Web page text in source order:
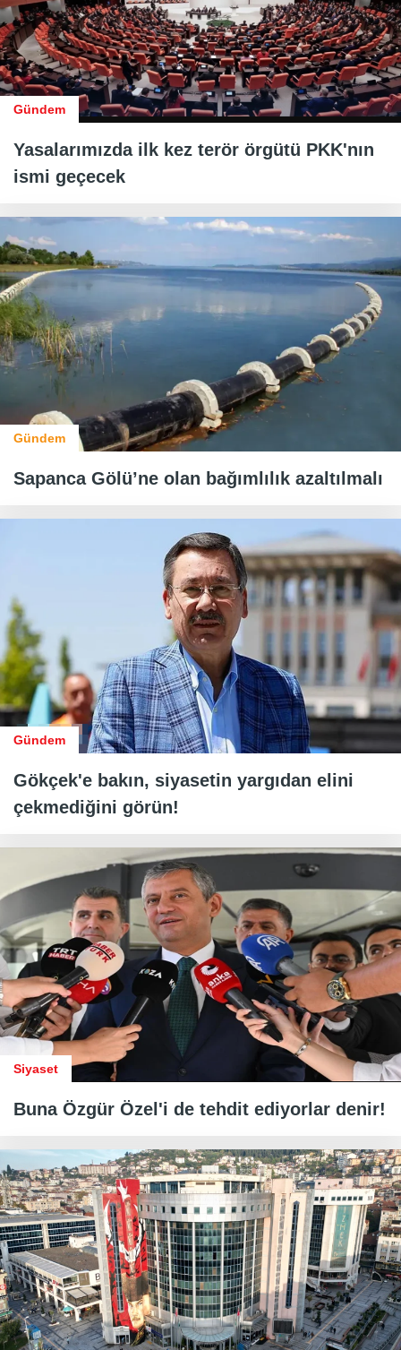
Gündem
Yasalarımızda ilk kez terör örgütü PKK'nın
ismi geçecek
Gündem
Sapanca Gölü’ne olan bağımlılık azaltılmalı
Gündem
Gökçek'e bakın, siyasetin yargıdan elini
çekmediğini görün!
Siyaset
Buna Özgür Özel'i de tehdit ediyorlar denir!